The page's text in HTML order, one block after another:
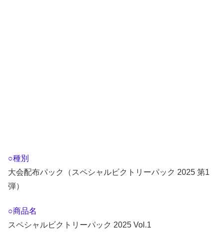
○種別
大会配布パック（スペシャルビクトリーパック 2025 第1
弾）
○商品名
スペシャルビクトリーパック 2025 Vol.1